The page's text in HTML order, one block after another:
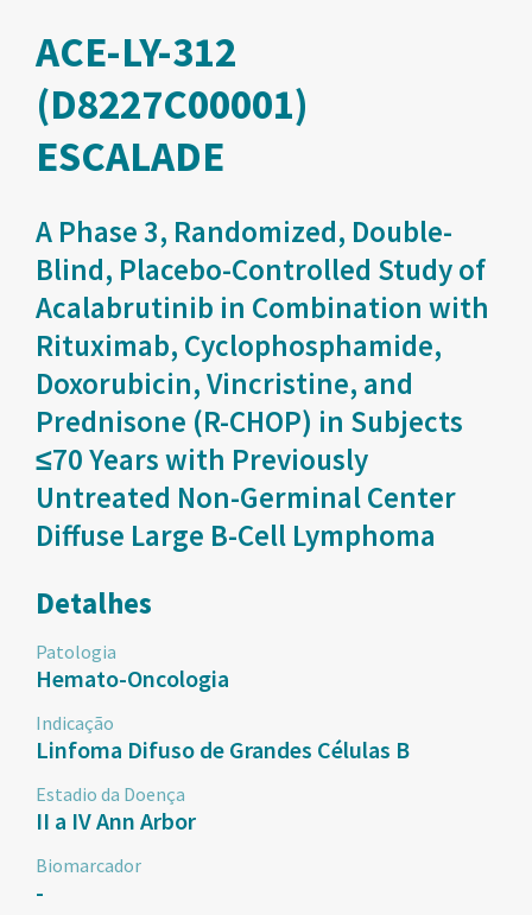
ACE-LY-312
(D8227C00001)
ESCALADE
A Phase 3, Randomized, Double-
Blind, Placebo-Controlled Study of
Acalabrutinib in Combination with
Rituximab, Cyclophosphamide,
Doxorubicin, Vincristine, and
Prednisone (R-CHOP) in Subjects
≤70 Years with Previously
Untreated Non-Germinal Center
Diffuse Large B-Cell Lymphoma
Detalhes
Patologia
Hemato-Oncologia
Indicação
Linfoma Difuso de Grandes Células B
Estadio da Doença
II a IV Ann Arbor
Biomarcador
-